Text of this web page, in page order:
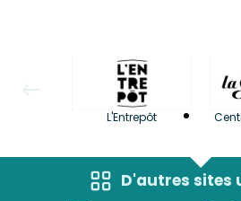
L'Entrepôt
D'autres sites